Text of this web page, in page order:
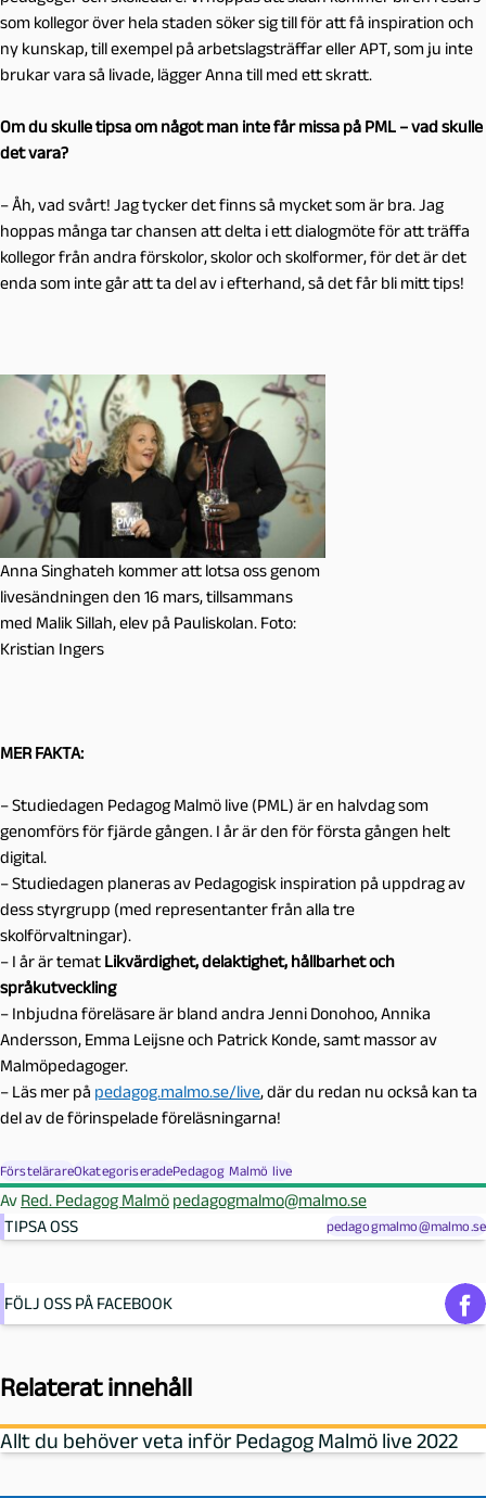
som kollegor över hela staden söker sig till för att få inspiration och
ny kunskap, till exempel på arbetslagsträffar eller APT, som ju inte
brukar vara så livade, lägger Anna till med ett skratt.
Om du skulle tipsa om något man inte får missa på PML – vad skulle
det vara?
– Åh, vad svårt! Jag tycker det finns så mycket som är bra. Jag
hoppas många tar chansen att delta i ett dialogmöte för att träffa
kollegor från andra förskolor, skolor och skolformer, för det är det
enda som inte går att ta del av i efterhand, så det får bli mitt tips!
Anna Singhateh kommer att lotsa oss genom
livesändningen den 16 mars, tillsammans
med Malik Sillah, elev på Pauliskolan. Foto:
Kristian Ingers
MER FAKTA:
– Studiedagen Pedagog Malmö live (PML) är en halvdag som
genomförs för fjärde gången. I år är den för första gången helt
digital.
– Studiedagen planeras av Pedagogisk inspiration på uppdrag av
dess styrgrupp (med representanter från alla tre
skolförvaltningar).
– I år är temat Likvärdighet, delaktighet, hållbarhet och
språkutveckling
– Inbjudna föreläsare är bland andra Jenni Donohoo, Annika
Andersson, Emma Leijsne och Patrick Konde, samt massor av
Malmöpedagoger.
– Läs mer på pedagog.malmo.se/live, där du redan nu också kan ta
del av de förinspelade föreläsningarna!
FörstelärareOkategoriseradePedagog Malmö live
Av Red. Pedagog Malmö pedagogmalmo@malmo.se
TIPSA OSS
pedagogmalmo@malmo.se
FÖLJ OSS PÅ FACEBOOK
Relaterat innehåll
Allt du behöver veta inför Pedagog Malmö live 2022